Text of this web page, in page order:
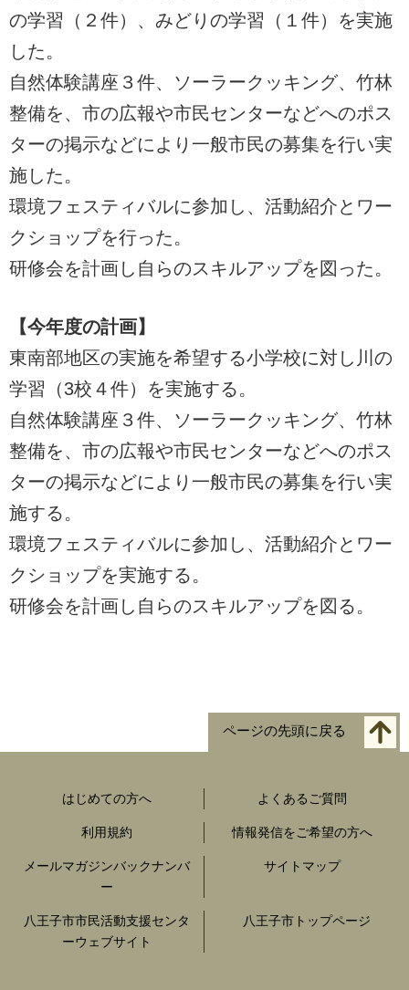
の学習（２件）、みどりの学習（１件）を実施
した。
自然体験講座３件、ソーラークッキング、竹林
整備を、市の広報や市民センターなどへのポス
ターの掲示などにより一般市民の募集を行い実
施した。
環境フェスティバルに参加し、活動紹介とワー
クショップを行った。
研修会を計画し自らのスキルアップを図った。
【今年度の計画】
東南部地区の実施を希望する小学校に対し川の
学習（3校４件）を実施する。
自然体験講座３件、ソーラークッキング、竹林
整備を、市の広報や市民センターなどへのポス
ターの掲示などにより一般市民の募集を行い実
施する。
環境フェスティバルに参加し、活動紹介とワー
クショップを実施する。
研修会を計画し自らのスキルアップを図る。
ページの先頭に戻る
はじめての方へ よくあるご質問
利用規約 情報発信をご希望の方へ
メールマガジンバックナンバ
ー
サイトマップ
八王子市市民活動支援センタ
ーウェブサイト
八王子市トップページ